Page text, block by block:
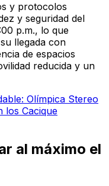
y protocolos
y seguridad del
p.m., lo que
llegada con
de espacios
reducida y un
Olímpica Stereo
los Cacique
al máximo el